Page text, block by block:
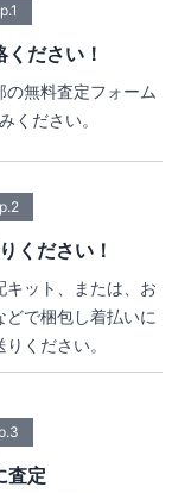
ください！
無料査定フォーム
ください。
ください！
ット、または、お
で梱包し着払いに
ください。
査定